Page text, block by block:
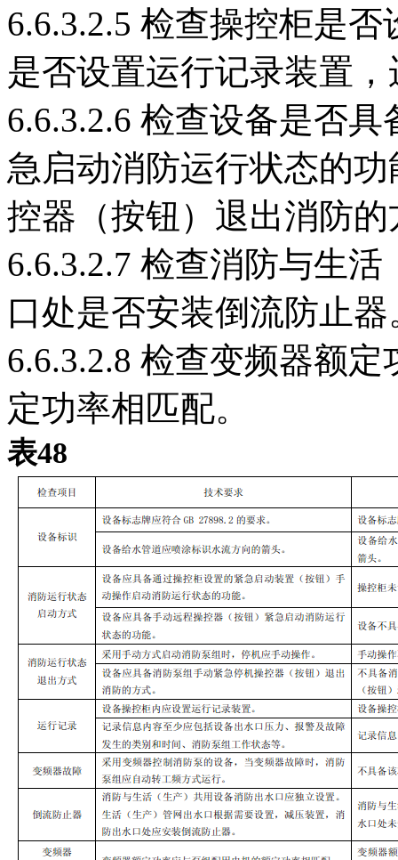
6.6.3.2.5 检查操控柜是
是否设置运行记录装置
6.6.3.2.6 检查设备是否
急启动消防运行状态的
控器（按钮）退出消防的
6.6.3.2.7 检查消防与生
口处是否安装倒流防止器
6.6.3.2.8 检查变频器额
定功率相匹配。
表48